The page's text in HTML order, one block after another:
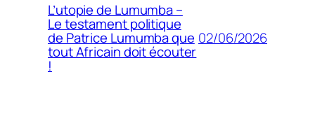
L’utopie de Lumumba –
Le testament politique
de Patrice Lumumba que
tout Africain doit écouter
!
02/06/2026